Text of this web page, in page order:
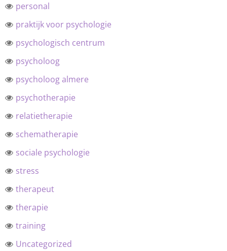
personal
praktijk voor psychologie
psychologisch centrum
psycholoog
psycholoog almere
psychotherapie
relatietherapie
schematherapie
sociale psychologie
stress
therapeut
therapie
training
Uncategorized